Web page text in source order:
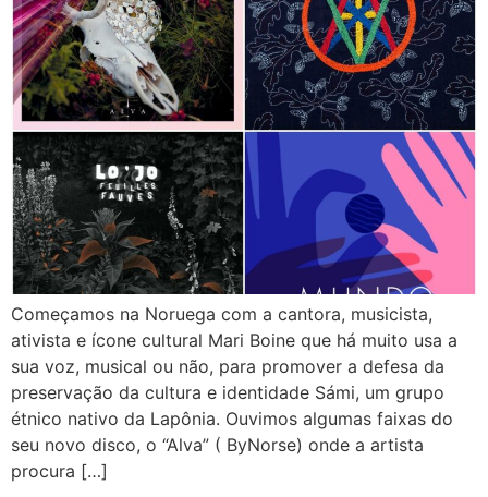
Começamos na Noruega com a cantora, musicista,
ativista e ícone cultural Mari Boine que há muito usa a
sua voz, musical ou não, para promover a defesa da
preservação da cultura e identidade Sámi, um grupo
étnico nativo da Lapônia. Ouvimos algumas faixas do
seu novo disco, o “Alva” ( ByNorse) onde a artista
procura […]